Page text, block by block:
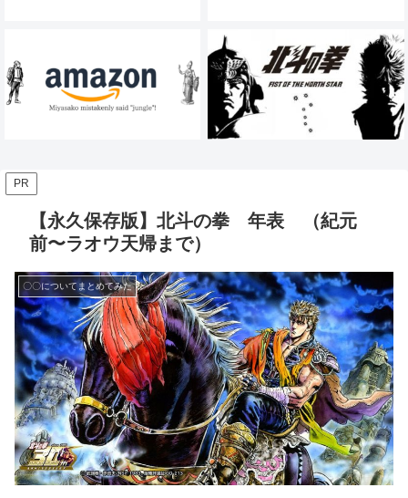
PR
【永久保存版】北斗の拳 年表 （紀元
前〜ラオウ天帰まで）
〇〇についてまとめてみた